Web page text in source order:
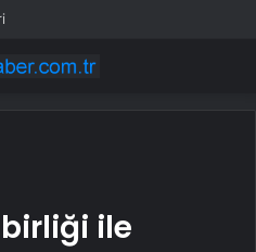
birliği ile